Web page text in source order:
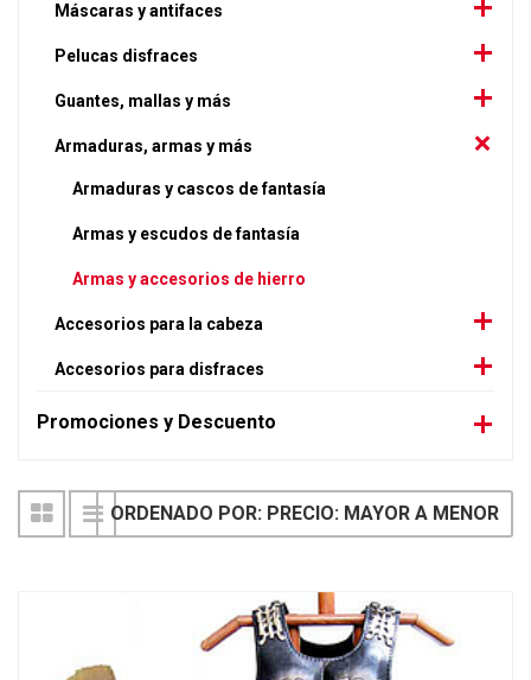
Máscaras y antifaces
Pelucas disfraces
Guantes, mallas y más
Armaduras, armas y más
Armaduras y cascos de fantasía
Armas y escudos de fantasía
Armas y accesorios de hierro
Accesorios para la cabeza
Accesorios para disfraces
Promociones y Descuento
ORDENADO POR: PRECIO: MAYOR A MENOR